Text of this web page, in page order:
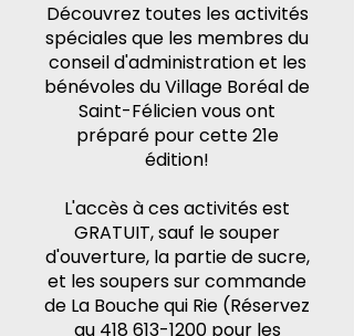
Découvrez toutes les activités
spéciales que les membres du
conseil d'administration et les
bénévoles du Village Boréal de
Saint-Félicien vous ont
préparé pour cette 21e
édition!
L'accès à ces activités est
GRATUIT, sauf le souper
d'ouverture, la partie de sucre,
et les soupers sur commande
de La Bouche qui Rie (Réservez
au 418 613-1200pour les